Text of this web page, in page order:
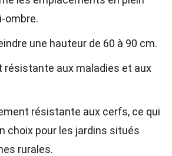
ombre.
une hauteur de 60 à 90 cm.
résistante aux maladies et aux
résistante aux cerfs, ce qui
choix pour les jardins situés
rurales.